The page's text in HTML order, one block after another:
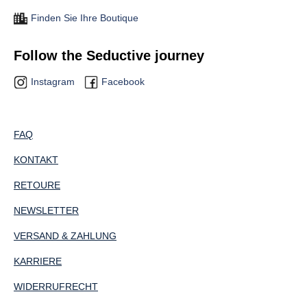
Finden Sie Ihre Boutique
Follow the Seductive journey
Instagram Facebook
FAQ
KONTAKT
RETOURE
NEWSLETTER
VERSAND & ZAHLUNG
KARRIERE
WIDERRUFRECHT